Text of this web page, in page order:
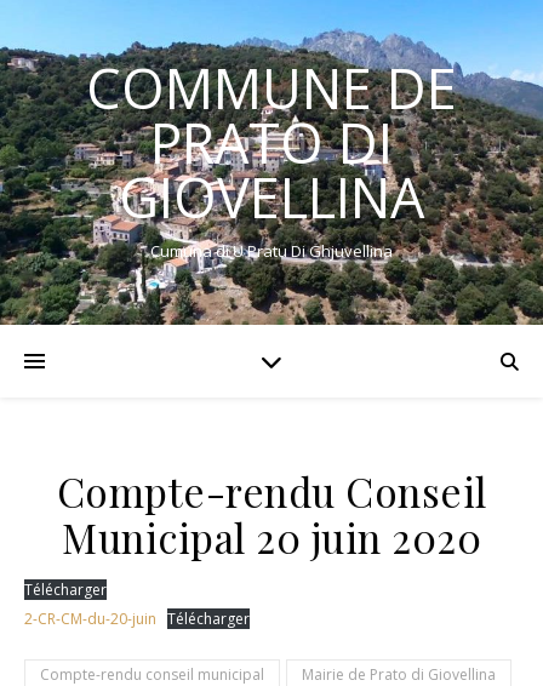
COMMUNE DE
PRATO DI
GIOVELLINA
Cumuna di U Pratu Di Ghjuvellina
Compte-rendu Conseil
Municipal 20 juin 2020
Télécharger
2-CR-CM-du-20-juin Télécharger
Compte-rendu conseil municipal
Mairie de Prato di Giovellina